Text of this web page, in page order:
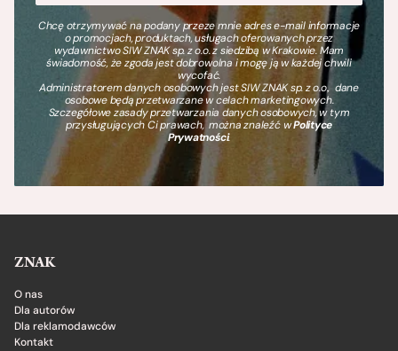
Chcę otrzymywać na podany przeze mnie adres e-mail informacje
o promocjach, produktach, usługach oferowanych przez
wydawnictwo SIW ZNAK sp. z o.o. z siedzibą w Krakowie. Mam
świadomość, że zgoda jest dobrowolna i mogę ją w każdej chwili
wycofać.
Administratorem danych osobowych jest SIW ZNAK sp. z o.o., dane
osobowe będą przetwarzane w celach marketingowych.
Szczegółowe zasady przetwarzania danych osobowych, w tym
przysługujących Ci prawach, można znaleźć wPolityce
Prywatności.
ZNAK
O nas
Dla autorów
Dla reklamodawców
Kontakt